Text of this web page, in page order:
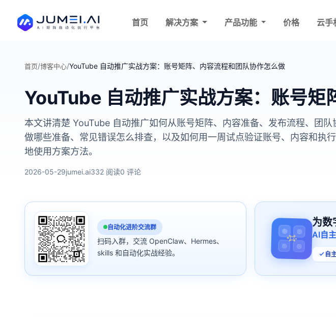
首页 解决方案 产品功能 价格 云手
首页/博客中心/YouTube 自动推广实战方案：账号矩阵、内容流程和团队协作怎么做
YouTube 自动推广实战方案：账号矩
本文讲清楚 YouTube 自动推广如何从账号矩阵、内容准备、发布流程、团
做哪些准备、常见错误怎么排查，以及如何用一周试点验证账号、内容和
地使用方案方法。
2026-05-29jumei.ai332 阅读0 评论
自动化进阶交流群
扫码入群，交流 OpenClaw、Hermes、
skills 和自动化实战经验。
为数
AI自
自